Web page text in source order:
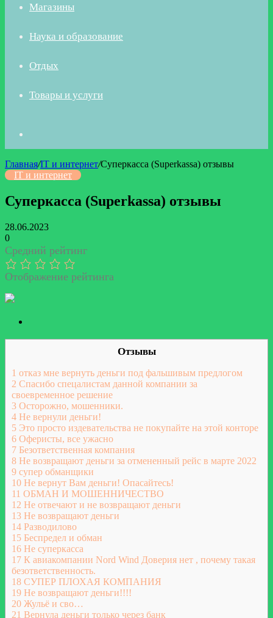
Магазины
Наука и образование
Отдых
Товары и услуги
Главная/IT и интернет/Суперкасса (Superkassa) отзывы
IT и интернет
Суперкасса (Superkassa) отзывы
28.06.2023
0
Средний рейтинг
Отображение рейтинга
Отзывы
1 отказ мне вернуть деньги под фальшивым предлогом
2 Спасибо спецалистам данной компании за
своевременное решение
3 Осторожно, мошенники.
4 Не вернули деньги!
5 Это просто издевательства не покупайте на этой конторе
6 Оферисты, все ужасно
7 Безответственная компания
8 Не возвращают деньги за отмененный рейс в марте 2022
9 супер обманщики
10 Не вернут Вам деньги! Опасайтесь!
11 ОБМАН И МОШЕННИЧЕСТВО
12 Не отвечают и не возвращают деньги
13 Не возвращают деньги
14 Разводилово
15 Беспредел и обман
16 Не суперкасса
17 К авиакомпании Nord Wind Доверия нет , почему такая
безответственность.
18 СУПЕР ПЛОХАЯ КОМПАНИЯ
19 Не возвращают деньги!!!!
20 Жульё и сво…
21 Вернула деньги только через банк